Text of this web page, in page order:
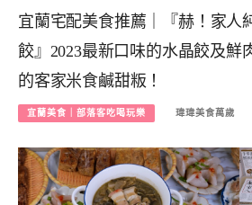
宜蘭宅配美食推薦｜『赫！家人
餃』2023最新口味的水晶餃及鮮
的客家米食鹹甜粄！
宜蘭美食｜部落客吃喝玩樂 瑋瑋美食萬歲